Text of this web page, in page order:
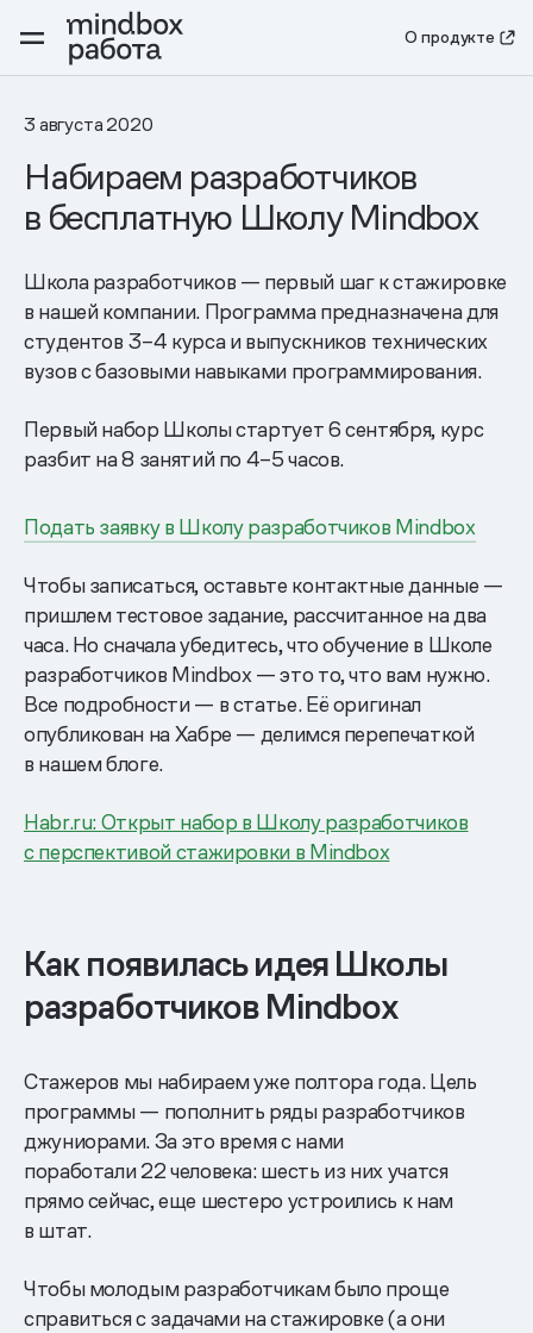
О продукте
3 августа 2020
Набираем разработчиков
в бесплатную Школу Mindbox
Школа разработчиков — первый шаг к стажировке
в нашей компании. Программа предназначена для
студентов 3–4 курса и выпускников технических
вузов с базовыми навыками программирования.
Первый набор Школы стартует 6 сентября, курс
разбит на 8 занятий по 4–5 часов.
Подать заявку в Школу разработчиков Mindbox
Чтобы записаться, оставьте контактные данные —
пришлем тестовое задание, рассчитанное на два
часа. Но сначала убедитесь, что обучение в Школе
разработчиков Mindbox — это то, что вам нужно.
Все подробности — в статье. Её оригинал
опубликован на Хабре — делимся перепечаткой
в нашем блоге.
Habr.ru: Открыт набор в Школу разработчиков
с перспективой стажировки в Mindbox
Как появилась идея Школы
разработчиков Mindbox
Стажеров мы набираем уже полтора года. Цель
программы — пополнить ряды разработчиков
джуниорами. За это время с нами
поработали 22 человека: шесть из них учатся
прямо сейчас, еще шестеро устроились к нам
в штат.
Чтобы молодым разработчикам было проще
справиться с задачами на стажировке (а они